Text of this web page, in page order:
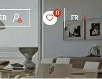
0
FR